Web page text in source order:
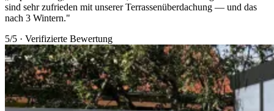
sind sehr zufrieden mit unserer Terrassenüberdachung — und das
nach 3 Wintern."
5/5 · Verifizierte Bewertung